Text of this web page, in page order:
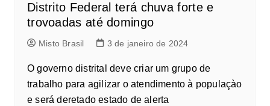
Distrito Federal terá chuva forte e
trovoadas até domingo
Misto Brasil 3 de janeiro de 2024
O governo distrital deve criar um grupo de
trabalho para agilizar o atendimento à populaçào
e será deretado estado de alerta